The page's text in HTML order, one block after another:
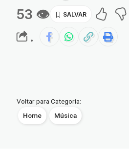
53 👁
.
Voltar para Categoria:
Home
Música